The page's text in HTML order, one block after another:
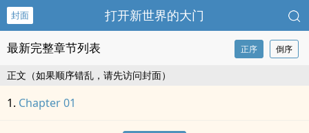
封面 打开新世界的大门
最新完整章节列表 正序 倒序
正文（如果顺序错乱，请先访问封面）
Chapter 01